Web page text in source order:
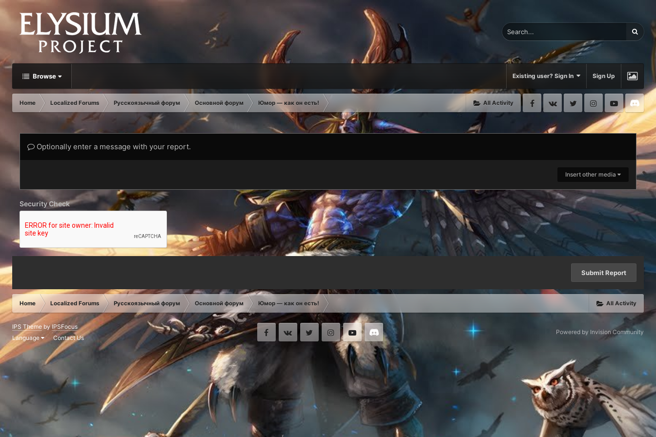
Browse Existing user? Sign In Sign Up
All Activity
Home Localized Forums Русскоязычный форум Основной форум Юмор — как он есть! Facebook
VK Twitter InstagramYoutube
Optionally enter a message with your report.
Insert other media
Security Check
Submit Report
All Activity
Home Localized Forums Русскоязычный форум Основной форум Юмор — как он есть!
IPS ThemebyIPSFocus
Language
Contact Us
FacebookVK Twitter InstagramYoutube Discord Powered by Invision Community